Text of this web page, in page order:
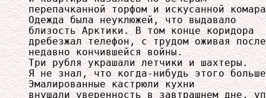
перепачканной торфом и искусанной
Одежда была неуклюжей, что выдавало
близость Арктики. В том конце коридора
дребезжал телефон, с трудом оживая после
недавно кончившейся войны.
Три рубля украшали летчики и шахтеры.
Я не знал, что когда-нибудь этого
Эмалированные кастрюли кухни
внушали уверенность в завтрашнем дне,